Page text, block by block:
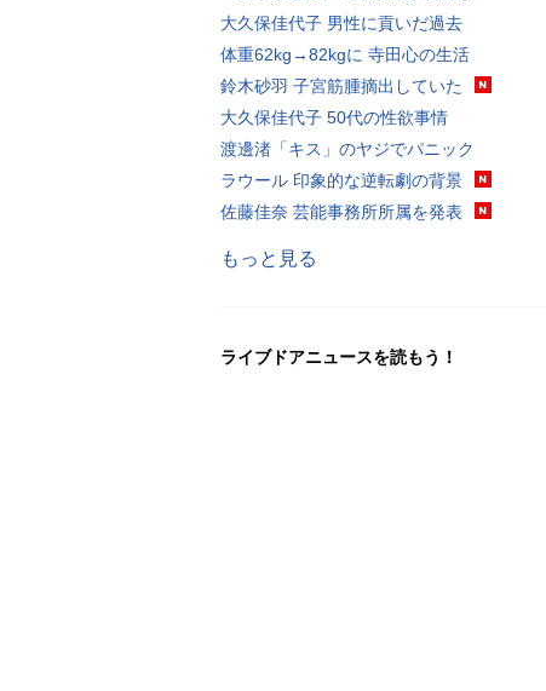
大久保佳代子 男性に貢いだ過去
体重62kg→82kgに 寺田心の生活
鈴木砂羽 子宮筋腫摘出していた
大久保佳代子 50代の性欲事情
渡邊渚「キス」のヤジでパニック
ラウール 印象的な逆転劇の背景
佐藤佳奈 芸能事務所所属を発表
もっと見る
ライブドアニュースを読もう！